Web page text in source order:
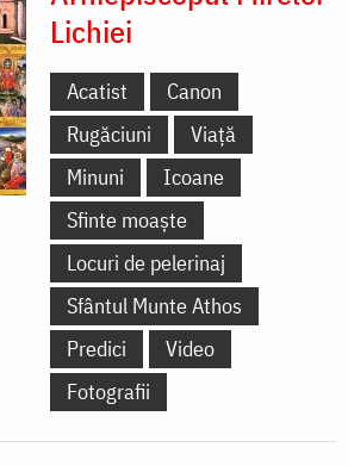
Lichiei
Acatist
Canon
Rugăciuni
Viață
Minuni
Icoane
Sfinte moaște
Locuri de pelerinaj
Sfântul Munte Athos
Predici
Video
Fotografii